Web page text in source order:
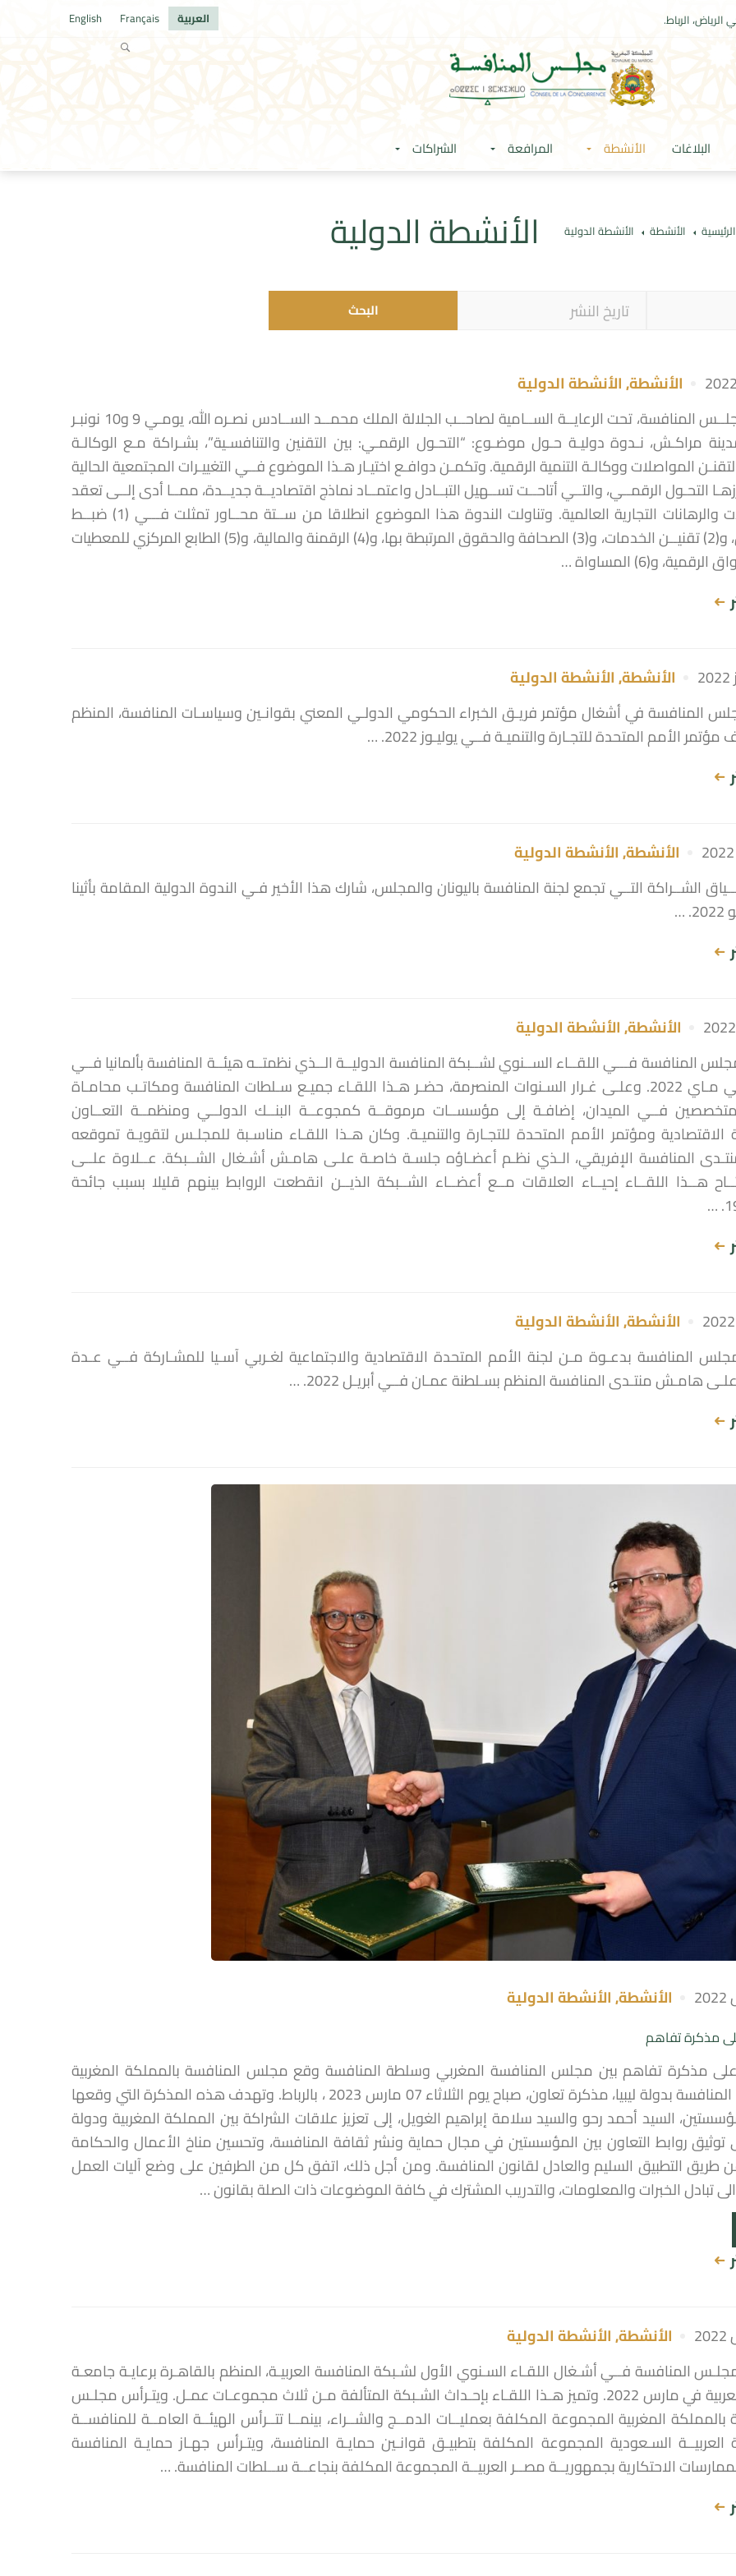
الرياض، الرباط. العربية Français
English
البلاغات الأنشطة المرافعة الشراكات
الأنشطة الدولية الأنشطة الأنشطة الدولية
الأنشطة,الأنشطة الدولية
نظــم مجلــس المنافسة، تحت الرعايــة الســامية لصاحــب الجلالة الملك محمــد الســادس نصـره الله، يومـي 9 و10 نونبـر
بمدينة مراكـش، نـدوة دوليـة حـول موضـوع: “التحـول الرقمـي: بين التقنين والتنافسـية”، بشـراكة مـع الوكالـة
المواصلات ووكالـة التنمية الرقمية. وتكمـن دوافـع اختيـار هـذا الموضوع فــي التغييـرات المجتمعية الحالية
التحـول الرقمــي، والتــي أتاحــت تســهيل التبــادل واعتمــاد نماذج اقتصاديــة جديــدة، ممــا أدى إلــى تعقد
المعاملات والرهانات التجارية العالمية. وتناولت الندوة هذا الموضوع انطلاقا من ســتة محــاور تمثلت فـــي (1) ضبــط
الأسواق، و(2) تقنيــن الخدمات، و(3) الصحافة والحقوق المرتبطة بها، و(4) الرقمنة والمالية، و(5) الطابع المركزي للمعطيات
و(6) المساواة …
الأنشطة,الأنشطة الدولية
المنافسة في أشغال مؤتمر فريـق الخبراء الحكومي الدولـي المعني بقوانـين وسياسـات المنافسة، المنظم
الأمم المتحدة للتجـارة والتنميـة فــي يوليـوز 2022. …
الأنشطة,الأنشطة الدولية
الشــراكة التــي تجمع لجنة المنافسة باليونان والمجلس، شارك هذا الأخير فـي الندوة الدولية المقامة بأثينا
…
الأنشطة,الأنشطة الدولية
المنافسة فـــي اللقــاء الســنوي لشــبكة المنافسة الدوليــة الــذي نظمتــه هيئــة المنافسة بألمانيا فــي
برلين فــي مـاي 2022. وعلـى غـرار السـنوات المنصرمة، حضـر هـذا اللقـاء جميـع سـلطات المنافسة ومكاتـب محامـاة
فــي الميدان، إضافـة إلى مؤسســات مرموقــة كمجوعــة البنــك الدولــي ومنظمــة التعــاون
الاقتصادية ومؤتمر الأمم المتحدة للتجـارة والتنميـة. وكان هـذا اللقـاء مناسـبة للمجلـس لتقويـة تموقعه
المنافسة الإفريقي، الـذي نظـم أعضـاؤه جلسـة خاصـة علـى هامـش أشـغال الشــبكة. عــلاوة علــى
هــذا اللقــاء إحيــاء العلاقات مــع أعضــاء الشــبكة الذيــن انقطعت الروابط بينهم قليلا بسبب جائحة
الأنشطة,الأنشطة الدولية
المنافسة بدعـوة مـن لجنة الأمم المتحدة الاقتصادية والاجتماعية لغـربي آسـيا للمشـاركة فــي عـدة
هامـش منتـدى المنافسة المنظم بسـلطنة عمـان فــي أبريـل 2022. …
الأنشطة,الأنشطة الدولية
مذكرة تفاهم
على مذكرة تفاهم بين مجلس المنافسة المغربي وسلطة المنافسة وقع مجلس المنافسة بالمملكة المغربية
ومجلس المنافسة بدولة ليبيا، مذكرة تعاون، صباح يوم الثلاثاء 07 مارس 2023 ، بالرباط. وتهدف هذه المذكرة التي وقعها
السيد أحمد رحو والسيد سلامة إبراهيم الغويل، إلى تعزيز علاقات الشراكة بين المملكة المغربية ودولة
توثيق روابط التعاون بين المؤسستين في مجال حماية ونشر ثقافة المنافسة، وتحسين مناخ الأعمال والحكامة
طريق التطبيق السليم والعادل لقانون المنافسة. ومن أجل ذلك، اتفق كل من الطرفين على وضع آليات العمل
تبادل الخبرات والمعلومات، والتدريب المشترك في كافة الموضوعات ذات الصلة بقانون …
الأنشطة,الأنشطة الدولية
المنافسة فــي أشـغال اللقـاء السـنوي الأول لشـبكة المنافسة العربيـة، المنظم بالقاهـرة برعايـة جامعـة
الـدول العربية في مارس 2022. وتميز هـذا اللقـاء بإحـداث الشـبكة المتألفة مـن ثلاث مجموعـات عمـل. ويتـرأس مجلـس
بالمملكة المغربية المجموعة المكلفة بعمليــات الدمــج والشــراء، بينمــا تتــرأس الهيئــة العامــة للمنافســة
العربيــة السـعودية المجموعة المكلفة بتطبيـق قوانـين حمايـة المنافسة، ويتـرأس جهـاز حمايـة المنافسة
الاحتكارية بجمهوريــة مصــر العربيــة المجموعة المكلفة بنجاعــة ســلطات المنافسة. …